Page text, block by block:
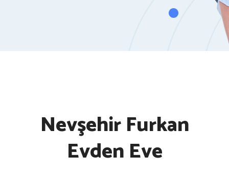
Nevşehir Furkan
Evden Eve